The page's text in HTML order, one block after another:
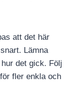
att det här
Lämna
det gick. Följ
för fler enkla och